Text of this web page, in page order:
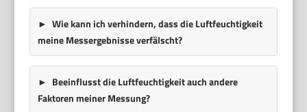
Wie kann ich verhindern, dass die Luftfeuchtigkeit
meine Messergebnisse verfälscht?
Beeinflusst die Luftfeuchtigkeit auch andere
Faktoren meiner Messung?